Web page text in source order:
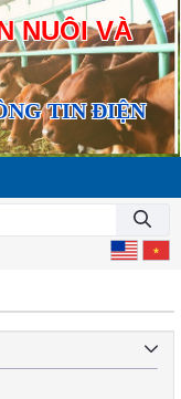
NUÔI VÀ
TIN ĐIỆN